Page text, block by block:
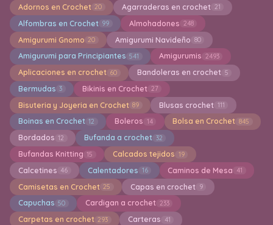
Adornos en Crochet 20 Agarraderas en crochet 21
Alfombras en Crochet 99 Almohadones 248
Amigurumi Gnomo 20 Amigurumi Navideño 80
Amigurumi para Principiantes 541 Amigurumis 2493
Aplicaciones en crochet 60 Bandoleras en crochet 5
Bermudas 3 Bikinis en Crochet 27
Bisuteria y Joyeria en Crochet 89 Blusas crochet 111
Boinas en Crochet 12 Boleros 14 Bolsa en Crochet 845
Bordados 12 Bufanda a crochet 32
Bufandas Knitting 15 Calcados tejidos 19
Calcetines 46 Calentadores 16 Caminos de Mesa 41
Camisetas en Crochet 25 Capas en crochet 9
Capuchas 50 Cardigan a crochet 233
Carpetas en crochet 293 Carteras 41